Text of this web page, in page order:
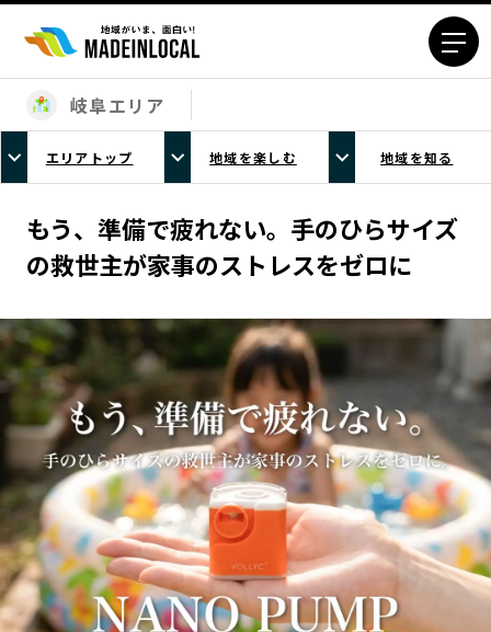
エリアから探す
北海道エリア
青森エリア
岩手エリア
宮城エリア
秋田エリア
山形エリア
福島エリア
茨城エリア
栃木エリア
群馬エリア
埼玉エリア
千葉エリア
東京23区エリア
多摩エリア
神奈川エリア
新潟エリア
富山エリア
石川エリア
福井エリア
山梨エリア
長野エリア
岐阜エリア
静岡エリア
愛知エリア
三重エリア
滋賀エリア
京都エリア
大阪市エリア
岐阜エリア
エリアトップ 地域を楽しむ 地域を知る
もう、準備で疲れない。手のひらサイズ
の救世主が家事のストレスをゼロに